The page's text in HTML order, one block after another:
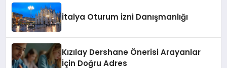
İtalya Oturum İzni Danışmanlığı
Kızılay Dershane Önerisi Arayanlar
İçin Doğru Adres